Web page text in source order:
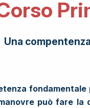
Una
fondamentale
può fare